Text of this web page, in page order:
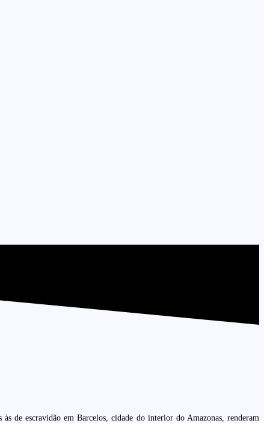
de escravidão em Barcelos, cidade do interior do Amazonas, renderam